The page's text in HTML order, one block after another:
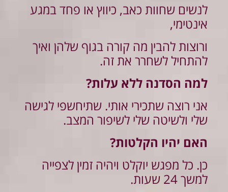
לנשים שחוות כאב, כיווץ או פחד במגע
אינטימי,
ורוצות להבין מה קורה בגוף שלהן ואיך
להתחיל לשחרר את זה.
למה הסדנה ללא עלות?
אני רוצה שתכירי אותי. שתיחשפי לגישה
שלי ולשיטה שלי לשיפור המצב.
האם יהיו הקלטות?
כן. כל מפגש יוקלט ויהיה זמין לצפייה
למשך 24 שעות.